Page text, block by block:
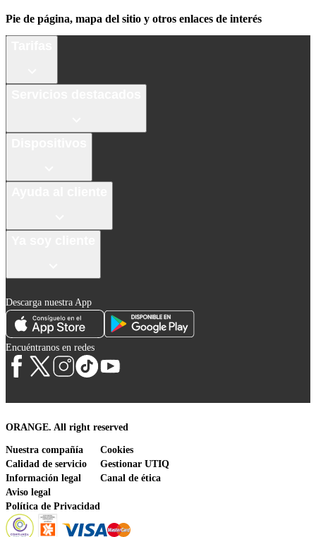
Pie de página, mapa del sitio y otros enlaces de interés
Descarga nuestra App
Encuéntranos en redes
ORANGE. All right reserved
Nuestra compañía
Calidad de servicio
Información legal
Aviso legal
Política de Privacidad
Cookies
Gestionar UTIQ
Canal de ética